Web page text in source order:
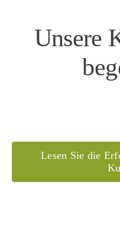
Unsere
Lesen Sie die